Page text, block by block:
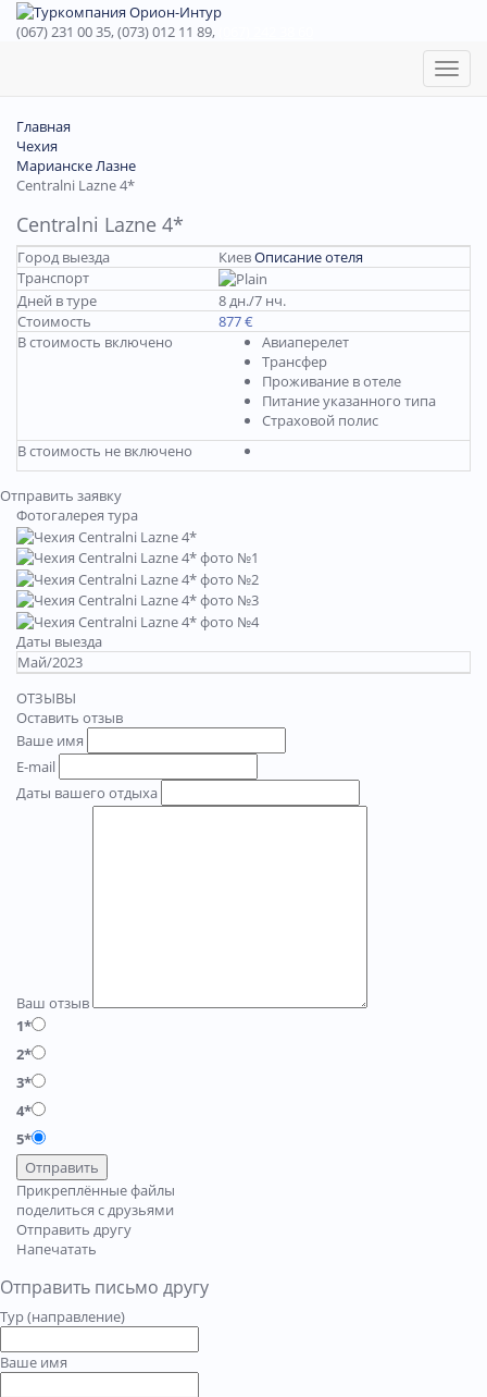
(067) 231 00 35, (073) 012 11 89,
Toggle
Главная
Чехия
Марианске Лазне
Centralni Lazne 4*
Centralni Lazne 4*
Город выезда КиевОписание отеля
Транспорт
Дней в туре
8 дн./7 нч.
Стоимость
877 €
В стоимость включено
Авиаперелет
Трансфер
Проживание в отеле
Питание указанного типа
Страховой полис
В стоимость не включено
Отправить заявку
Фотогалерея тура
Даты выезда
Май/2023
ОТЗЫВЫ
Оставить отзыв
Ваше имя
E-mail
Даты вашего отдыха
Ваш отзыв
1*
2*
3*
4*
5*
Отправить
Прикреплённые файлы
поделиться с друзьями
Отправить другу
Напечатать
Отправить письмо другу
Тур (направление)
Ваше имя